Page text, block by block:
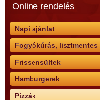
Online rendelés
Napi ajánlat
Fogyókúrás, lisztmentes
Frissensültek
Hamburgerek
Pizzák